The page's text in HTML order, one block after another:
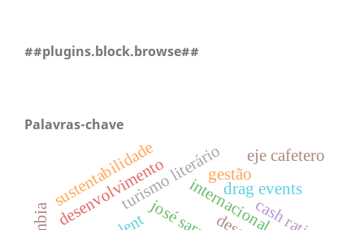
##plugins.block.browse##
Palavras-chave
internacional
drag events
turismo literáriogestão
desenvolvimento
sustentabilidade eje cafetero
cash ratio